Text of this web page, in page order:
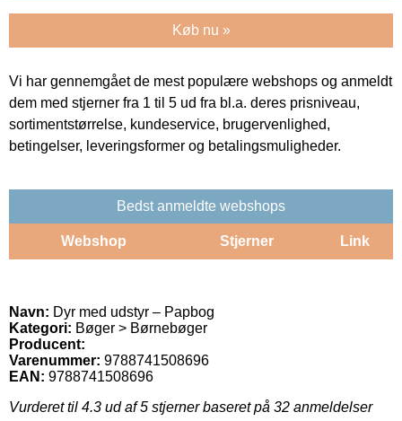
Køb nu »
Vi har gennemgået de mest populære webshops og anmeldt
dem med stjerner fra 1 til 5 ud fra bl.a. deres prisniveau,
sortimentstørrelse, kundeservice, brugervenlighed,
betingelser, leveringsformer og betalingsmuligheder.
Bedst anmeldte webshops
Webshop Stjerner Link
Navn: Dyr med udstyr – Papbog
Kategori: Bøger > Børnebøger
Producent:
Varenummer: 9788741508696
EAN: 9788741508696
Vurderet til 4.3 ud af 5 stjerner baseret på 32 anmeldelser